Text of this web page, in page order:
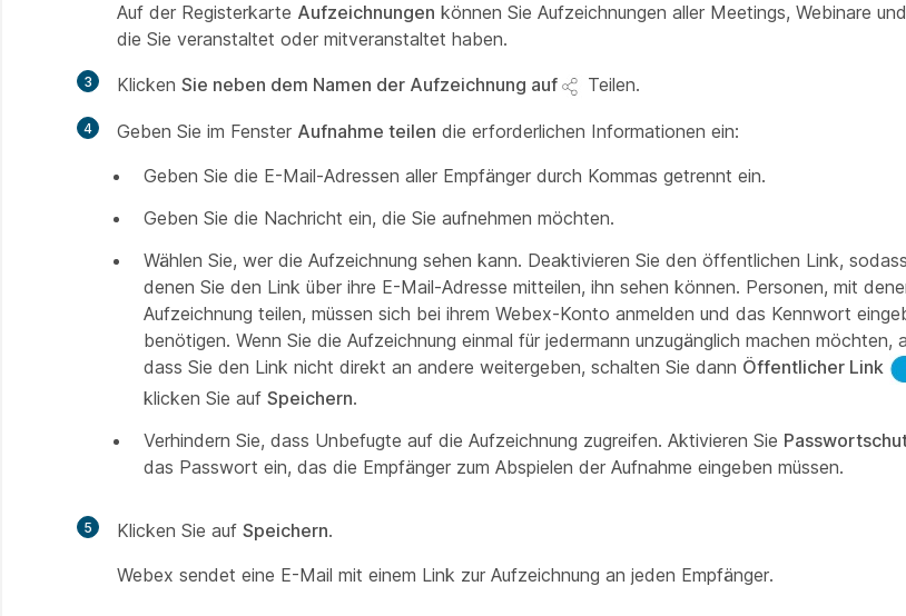
Auf der Registerkarte Aufzeichnungen können Sie Aufzeichnungen aller Meetings, Webinare
die Sie veranstaltet oder mitveranstaltet haben.
3 Klicken Sie neben dem Namen der Aufzeichnung auf Teilen.
4 Geben Sie im Fenster Aufnahme teilen die erforderlichen Informationen ein:
Geben Sie die E-Mail-Adressen aller Empfänger durch Kommas getrennt ein.
Geben Sie die Nachricht ein, die Sie aufnehmen möchten.
Wählen Sie, wer die Aufzeichnung sehen kann. Deaktivieren Sie den öffentlichen Link,
denen Sie den Link über ihre E-Mail-Adresse mitteilen, ihn sehen können. Personen, mit
Aufzeichnung teilen, müssen sich bei ihrem Webex-Konto anmelden und das Kennwort
benötigen. Wenn Sie die Aufzeichnung einmal für jedermann unzugänglich machen möchten,
dass Sie den Link nicht direkt an andere weitergeben, schalten Sie dann Öffentlicher Link
klicken Sie auf Speichern.
Verhindern Sie, dass Unbefugte auf die Aufzeichnung zugreifen. Aktivieren Sie
das Passwort ein, das die Empfänger zum Abspielen der Aufnahme eingeben müssen.
5 Klicken Sie auf Speichern.
Webex sendet eine E-Mail mit einem Link zur Aufzeichnung an jeden Empfänger.